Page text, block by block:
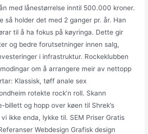
med lånestørrelse inntil 500.000 kroner.
så holder det med 2 ganger pr. år. Han
til å ha fokus på køyringa. Dette gir
og bedre forutsetninger innen salg,
i infrastruktur. Rockeklubben
om å arrangere meir av nettopp
Klassisk, tøff anale sex
rotekte rock’n roll. Skann
billett og hopp over køen til Shrek’s
ikke enda, lykke til. SEM Priser Gratis
Webdesign Grafisk design